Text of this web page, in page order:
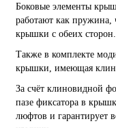
Боковые элементы
работают как пружина,
крышки с обеих сторон.
Также в комплекте
крышки, имеющая
За счёт клиновидной
пазе фиксатора в
люфтов и гарантирует